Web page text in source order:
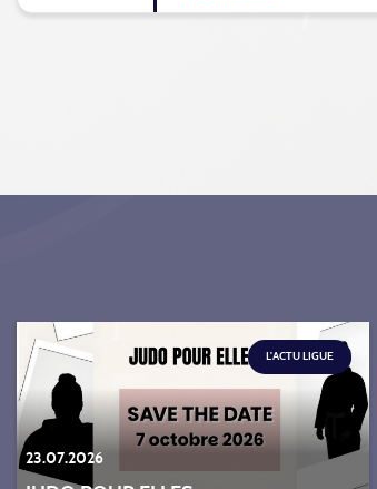
L'ACTU LIGUE
23.07.2026